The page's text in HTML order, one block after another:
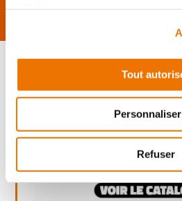
Tout
Personnaliser
Refuser